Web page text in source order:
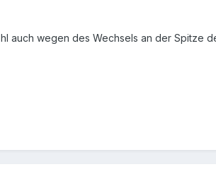
auch wegen des Wechsels an der Spitze